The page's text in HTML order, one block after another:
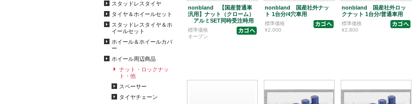
スタッドレスタイヤ
タイヤ＆ホイールセット
スタッドレスタイヤ＆ホ
イールセット
ホイール＆ホイールカバ
ー
ホイール周辺商品
ナット・ロックナッ
ト・他
スペーサー
タイヤチェーン
nonbland 【国産普通車
汎用】ナット（クローム）
アルミSET同時受注時用
標準価格
オープン
nonbland 国産社外ナッ
ト 1台分/4穴車用
標準価格
¥2,000
nonbland 国産社外ロッ
クナット 1台分/普通車用
標準価格
¥2,800